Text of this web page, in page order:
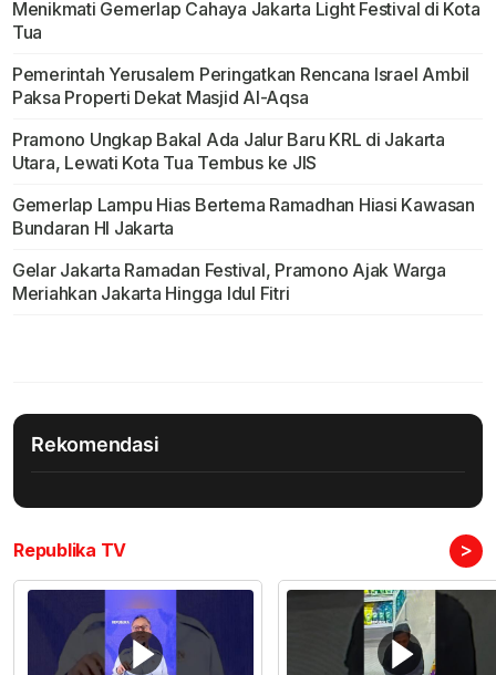
Menikmati Gemerlap Cahaya Jakarta Light Festival di Kota
Tua
Pemerintah Yerusalem Peringatkan Rencana Israel Ambil
Paksa Properti Dekat Masjid Al-Aqsa
Pramono Ungkap Bakal Ada Jalur Baru KRL di Jakarta
Utara, Lewati Kota Tua Tembus ke JIS
Gemerlap Lampu Hias Bertema Ramadhan Hiasi Kawasan
Bundaran HI Jakarta
Gelar Jakarta Ramadan Festival, Pramono Ajak Warga
Meriahkan Jakarta Hingga Idul Fitri
Rekomendasi
Republika TV >